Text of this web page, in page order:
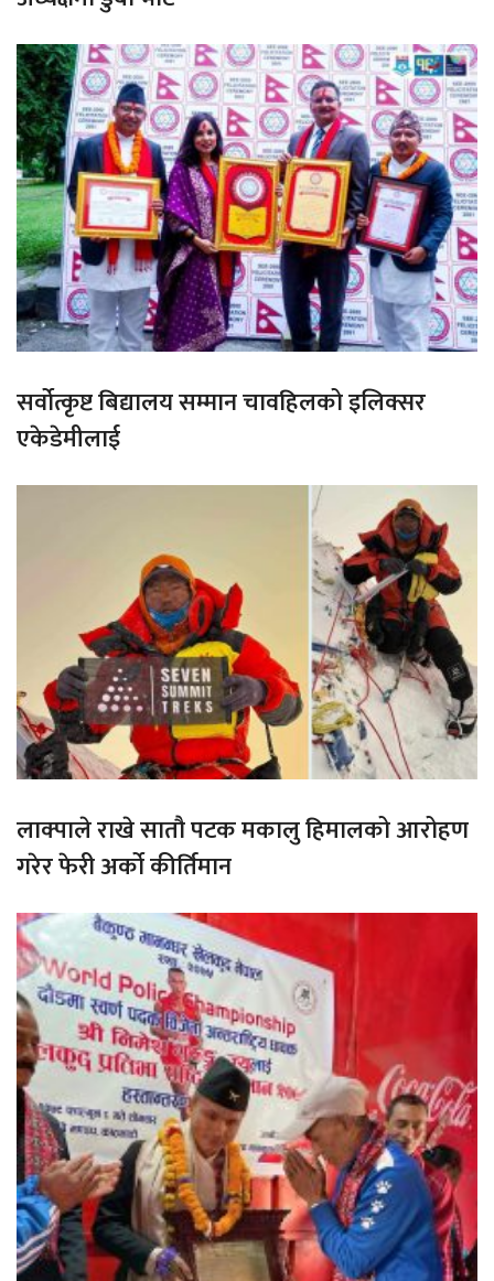
सर्वोत्कृष्ट बिद्यालय सम्मान चावहिलको इलिक्सर
एकेडेमीलाई
लाक्पाले राखे सातौ पटक मकालु हिमालको आरोहण
गरेर फेरी अर्को कीर्तिमान